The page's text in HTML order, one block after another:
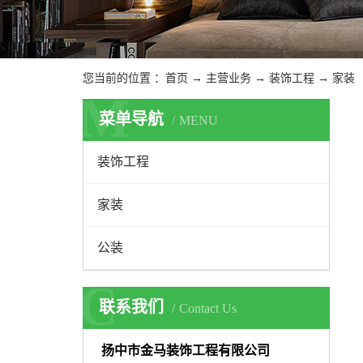
您当前的位置 ： 首页 → 主营业务 → 装饰工程 → 家装
菜单导航 MENU
M
装饰工程
家装
公装
联系我们 Contact Us
C
扬中市金马装饰工程有限公司